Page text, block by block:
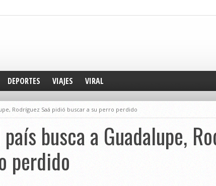
DEPORTES VIAJES VIRAL
Rodríguez Saá pidió buscar a su perro perdido
busca a Guadalupe,
perdido